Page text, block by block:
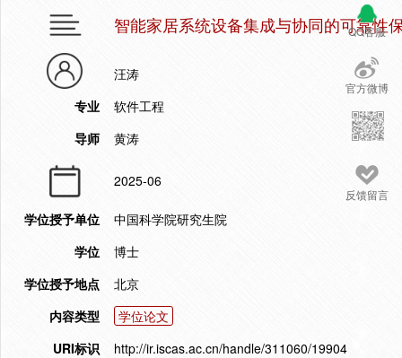
QQ客服
官方微博
反馈留言
智能家居系统设备集成与协同的可靠性
汪涛
专业
软件工程
导师
黄涛
2025-06
学位授予单位
中国科学院研究生院
学位
博士
学位授予地点
北京
内容类型
学位论文
URI标识
http://ir.iscas.ac.cn/handle/311060/19904